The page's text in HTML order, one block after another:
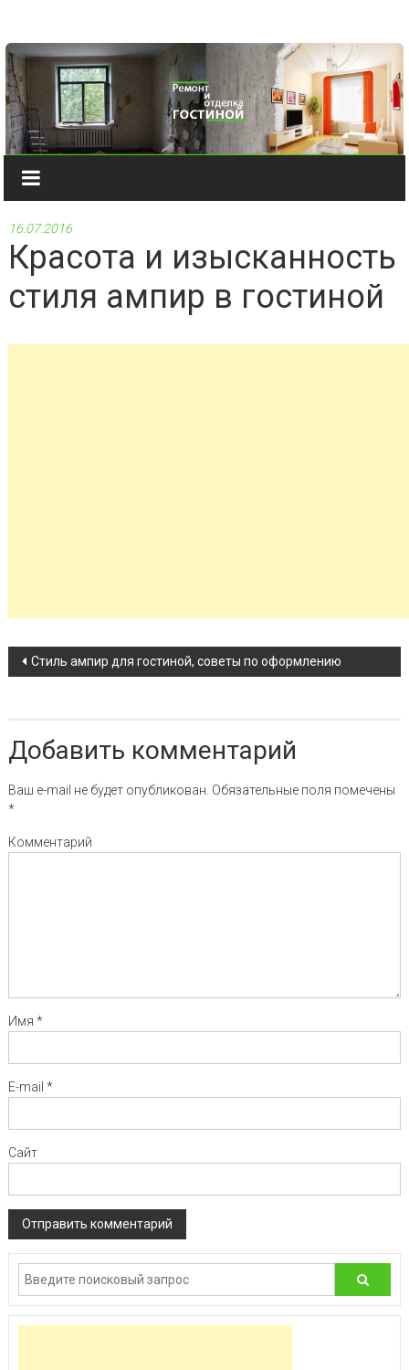
16.07.2016
Красота и изысканность
стиля ампир в гостиной
Навигация по записи
Стиль ампир для гостиной, советы по оформлению
Добавить комментарий
Ваш e-mail не будет опубликован. Обязательные поля помечены
*
Комментарий
Имя *
E-mail *
Сайт